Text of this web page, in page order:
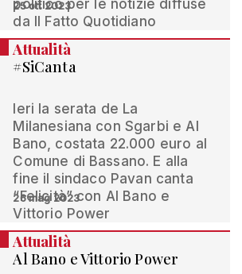
politico per le notizie diffuse
da Il Fatto Quotidiano
25 ott 2023
Attualità
#SiCanta
Ieri la serata de La
Milanesiana con Sgarbi e Al
Bano, costata 22.000 euro al
Comune di Bassano. E alla
fine il sindaco Pavan canta
“Felicità” con Al Bano e
Vittorio Power
26 mag 2023
Attualità
Al Bano e Vittorio Power